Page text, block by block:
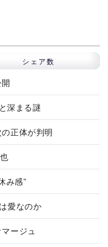
シェア数
深まる謎
正体が判明
み感”
愛なのか
ージュ